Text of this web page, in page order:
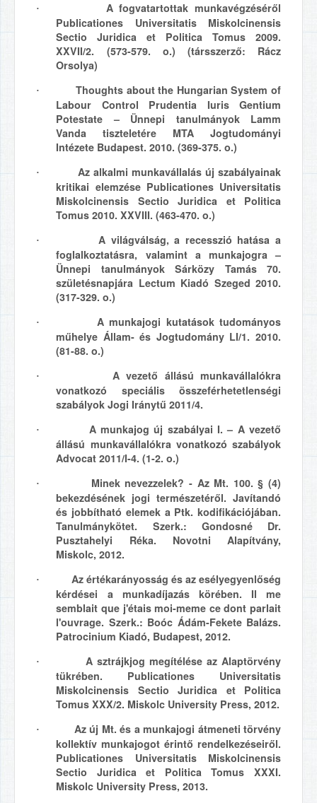
·
A fogvatartottak munkavégzéséről
Publicationes Universitatis Miskolcinensis
Sectio Juridica et Politica Tomus 2009.
XXVII/2. (573-579. o.) (társszerző: Rácz
Orsolya)
·
Thoughts about the Hungarian System of
Labour Control Prudentia Iuris Gentium
Potestate – Ünnepi tanulmányok Lamm
Vanda tiszteletére MTA Jogtudományi
Intézete Budapest. 2010. (369-375. o.)
·
Az alkalmi munkavállalás új szabályainak
kritikai elemzése Publicationes Universitatis
Miskolcinensis Sectio Juridica et Politica
Tomus 2010. XXVIII. (463-470. o.)
·
A világválság, a recesszió hatása a
foglalkoztatásra, valamint a munkajogra –
Ünnepi tanulmányok Sárközy Tamás 70.
születésnapjára Lectum Kiadó Szeged 2010.
(317-329. o.)
·
A munkajogi kutatások tudományos
műhelye Állam- és Jogtudomány LI/1. 2010.
(81-88. o.)
·
A vezető állású munkavállalókra
vonatkozó speciális összeférhetetlenségi
szabályok Jogi Iránytű 2011/4.
·
A munkajog új szabályai I. – A vezető
állású munkavállalókra vonatkozó szabályok
Advocat 2011/I-4. (1-2. o.)
·
Minek nevezzelek? - Az Mt. 100. § (4)
bekezdésének jogi természetéről. Javítandó
és jobbítható elemek a Ptk. kodifikációjában.
Tanulmánykötet. Szerk.: Gondosné Dr.
Pusztahelyi Réka. Novotni Alapítvány,
Miskolc, 2012.
·
Az értékarányosság és az esélyegyenlőség
kérdései a munkadíjazás körében. Il me
semblait que j'étais moi-meme ce dont parlait
l'ouvrage. Szerk.: Boóc Ádám-Fekete Balázs.
Patrocinium Kiadó, Budapest, 2012.
·
A sztrájkjog megítélése az Alaptörvény
tükrében. Publicationes Universitatis
Miskolcinensis Sectio Juridica et Politica
Tomus XXX/2. Miskolc University Press, 2012.
·
Az új Mt. és a munkajogi átmeneti törvény
kollektív munkajogot érintő rendelkezéseiről.
Publicationes Universitatis Miskolcinensis
Sectio Juridica et Politica Tomus XXXI.
Miskolc University Press, 2013.